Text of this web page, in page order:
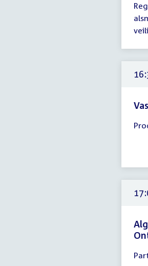
-
uur
uur